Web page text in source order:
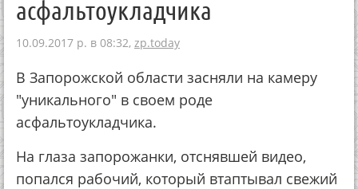
асфальтоукладчика
10.09.2017 р. в 08:32, zp.today
В Запорожской области засняли на камеру
"уникального" в своем роде
асфальтоукладчика.
На глаза запорожанки, отснявшей видео,
попался рабочий, который втаптывал свежий